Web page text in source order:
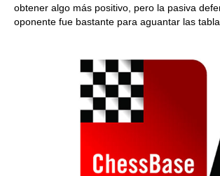
obtener algo más positivo, pero la pasiva
oponente fue bastante para aguantar las